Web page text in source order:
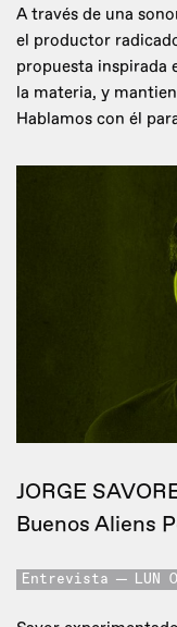
A través de una
el productor
propuesta inspirada
la materia, y
Hablamos con él
JORGE
Buenos Aliens
Entrevista LUN